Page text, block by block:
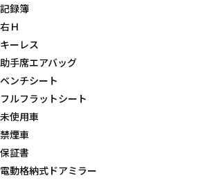
記録簿
右Ｈ
キーレス
助手席エアバッグ
ベンチシート
フルフラットシート
未使用車
禁煙車
保証書
電動格納式ドアミラー